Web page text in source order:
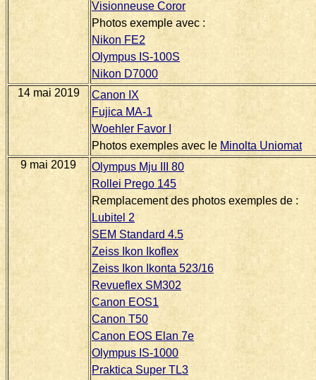
Visionneuse Coror
Photos exemple avec :
Nikon FE2
Olympus IS-100S
Nikon D7000
14 mai 2019
Canon IX
Fujica MA-1
Woehler Favor I
Photos exemples avec le Minolta Uniomat
9 mai 2019
Olympus Mju III 80
Rollei Prego 145
Remplacement des photos exemples de :
Lubitel 2
SEM Standard 4.5
Zeiss Ikon Ikoflex
Zeiss Ikon Ikonta 523/16
Revueflex SM302
Canon EOS1
Canon T50
Canon EOS Elan 7e
Olympus IS-1000
Praktica Super TL3